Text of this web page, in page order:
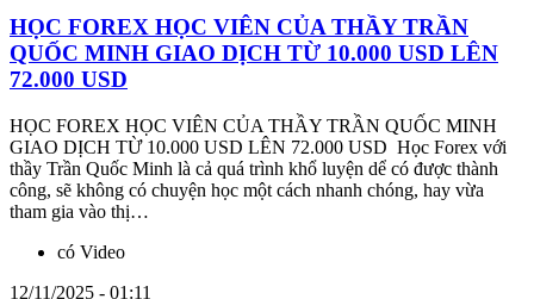
HỌC FOREX HỌC VIÊN CỦA THẦY TRẦN
QUỐC MINH GIAO DỊCH TỪ 10.000 USD LÊN
72.000 USD
HỌC FOREX HỌC VIÊN CỦA THẦY TRẦN QUỐC MINH
GIAO DỊCH TỪ 10.000 USD LÊN 72.000 USD Học Forex với
thầy Trần Quốc Minh là cả quá trình khổ luyện dể có được thành
công, sẽ không có chuyện học một cách nhanh chóng, hay vừa
tham gia vào thị…
có Video
12/11/2025 - 01:11